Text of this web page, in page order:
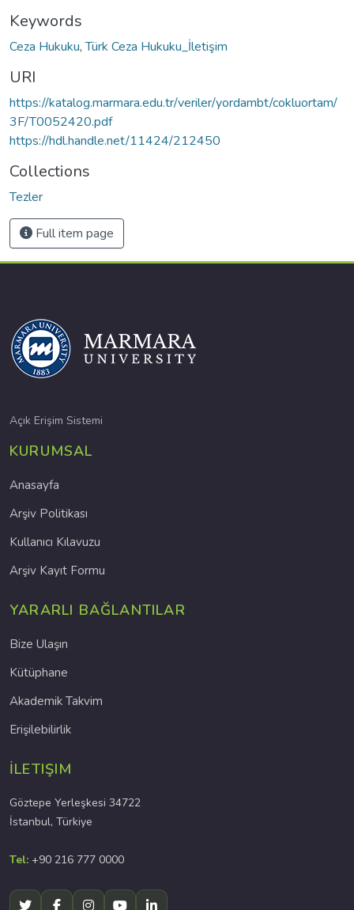
Keywords
Ceza Hukuku,Türk Ceza Hukuku_İletişim
URI
https://katalog.marmara.edu.tr/veriler/yordambt/cokluortam/
3F/T0052420.pdf
https://hdl.handle.net/11424/212450
Collections
Tezler
Full item page
Açık Erişim Sistemi
KURUMSAL
Anasayfa
Arşiv Politikası
Kullanıcı Kılavuzu
Arşiv Kayıt Formu
YARARLI BAĞLANTILAR
Bize Ulaşın
Kütüphane
Akademik Takvim
Erişilebilirlik
İLETIŞIM
Göztepe Yerleşkesi 34722
İstanbul, Türkiye
Tel: +90 216 777 0000